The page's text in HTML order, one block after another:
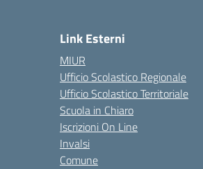
Link Esterni
MIUR
Ufficio Scolastico Regionale
Ufficio Scolastico Territoriale
Scuola in Chiaro
Iscrizioni On Line
Invalsi
Comune